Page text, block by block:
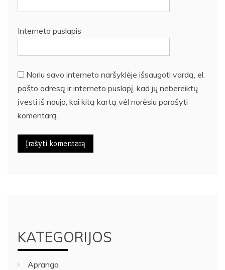
Interneto puslapis
Noriu savo interneto naršyklėje išsaugoti vardą, el.
pašto adresą ir interneto puslapį, kad jų nebereiktų
įvesti iš naujo, kai kitą kartą vėl norėsiu parašyti
komentarą.
KATEGORIJOS
Apranga